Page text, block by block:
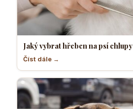
Jaký vybrat hřeben na psí chlupy
Číst dále →